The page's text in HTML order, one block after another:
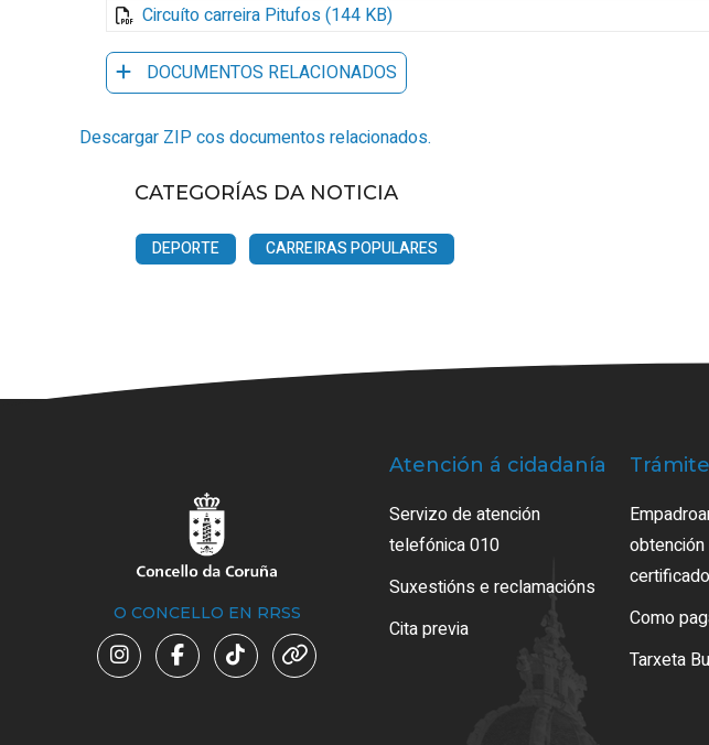
Circuíto carreira Pitufos (144 KB)
DOCUMENTOS RELACIONADOS
Descargar ZIP cos documentos relacionados.
CATEGORÍAS DA NOTICIA
DEPORTE CARREIRAS POPULARES
O CONCELLO EN RRSS
Atención á cidadanía
Servizo de atención
telefónica 010
Suxestións e reclamacións
Cita previa
certificado
Como
Tarxeta